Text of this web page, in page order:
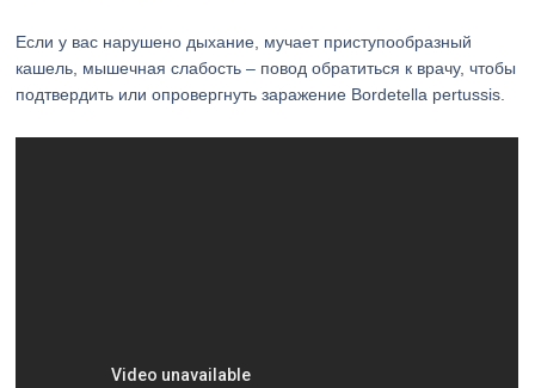
Если у вас нарушено дыхание, мучает приступообразный
кашель, мышечная слабость – повод обратиться к врачу, чтобы
подтвердить или опровергнуть заражение Bordetella pertussis.